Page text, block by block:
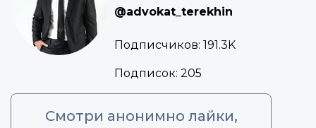
@advokat_terekhin
Подписчиков: 191.3K
Подписок: 205
Смотри анонимно лайки,